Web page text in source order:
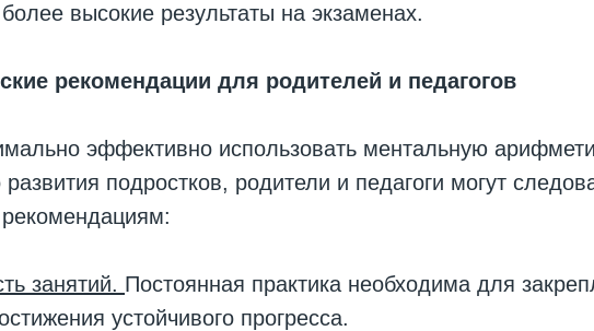
высокие результаты на экзаменах.
рекомендации для родителей и педагогов
эффективно использовать ментальную
развития подростков, родители и педагоги могут
занятий. Постоянная практика необходима для
устойчивого прогресса.